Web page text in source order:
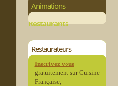
Animations
Restaurants
Restaurateurs
Inscrivez vous
gratuitement sur Cuisine
Française,